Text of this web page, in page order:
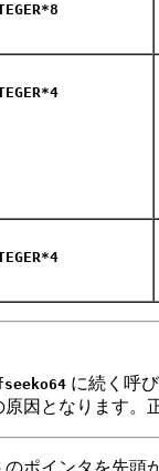
に続く呼
因となります。